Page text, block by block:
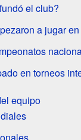
el club?
a jugar
en torneos
equipo